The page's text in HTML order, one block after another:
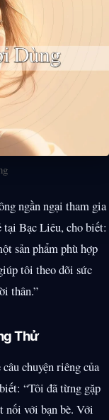
ngần ngại tham gia
Bạc Liêu, cho biết:
sản phẩm phù hợp
tôi theo dõi sức
thân.”
Thử
chuyện riêng của
“Tôi đã từng gặp
với bạn bè. Với